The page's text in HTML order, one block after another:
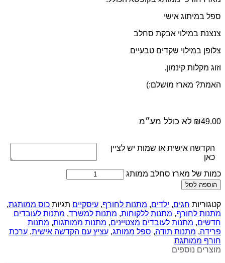
ספל במיתוג אישי
צנצנת במילוי אבקת סחלב
צלופן במילוי שקדים טבעיים
וזוג מקלות קינמון.
האמת? מארז מושלם:)
₪49.00 לא כולל מע״מ
הקדשה אישית או שמות יש לציין
כאן
כמות של מארז סחלב ממותג
הוספה לסל
קטגוריות חגים, ילדים, מתנות לחורף, עיסקיים תגיות כוס ממותגת,
מתנות לחורף, מתנות ללקוחות, מתנות למשרד, מתנות לעובדים
חדשים, מתנות לעובדים מצטיינים, מתנות ממותגות, מתנות
פרידה, מתנות תודה, ספל ממותג, עציץ עם הקדשה אישית, ערכת
חורף ממותגת
מוצרים נוספים